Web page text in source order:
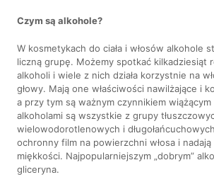
Czym są alkohole?
W kosmetykach do ciała i włosów alkohole
liczną grupę. Możemy spotkać kilkadziesiąt
alkoholi i wiele z nich działa korzystnie na
głowy. Mają one właściwości nawilżające i
a przy tym są ważnym czynnikiem wiążącym
alkoholami są wszystkie z grupy
wielowodorotlenowych i
ochronny film na powierzchni włosa i nadają
miękkości. Najpopularniejszym „dobrym”
gliceryna.